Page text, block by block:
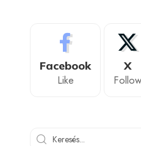
Facebook
Like
X
Follow